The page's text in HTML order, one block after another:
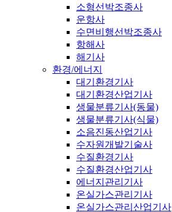
소형선박조종사
운항사
수면비행선박조종사
항해사
해기사
환경/에너지
대기환경기사
대기환경산업기사
생물분류기사(동물)
생물분류기사(식물)
소음진동산업기사
수자원개발기술사
수질환경기사
수질환경산업기사
에너지관리기사
온실가스관리기사
온실가스관리산업기사